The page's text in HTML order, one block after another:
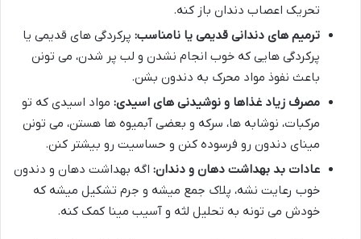
تحریک اعصاب دندان باز کنه.
ترمیم های دندانی قدیمی یا نامناسب: پرکردگی های قدیمی یا
پرکردگی هایی که خوب انجام نشدن و لب پر شدن، می تونن
باعث نفوذ مواد محرک به دندون بشن.
مصرف زیاد غذاها و نوشیدنی های اسیدی: مواد اسیدی که تو
مرکبات، نوشابه ها، سرکه و بعضی آبمیوه ها هستن، می تونن
مینای دندون رو فرسوده کنن و حساسیت رو بیشتر کنن.
عادات بد بهداشت دهان و دندان: اگه بهداشت دهان و دندون
خوب رعایت نشه، پلاک جمع میشه و جرم تشکیل میشه که
خودش می تونه به تحلیل لثه و آسیب مینا کمک کنه.